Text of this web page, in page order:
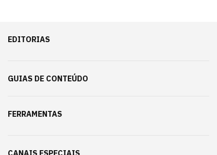
EDITORIAS
GUIAS DE CONTEÚDO
FERRAMENTAS
CANAIS ESPECIAIS